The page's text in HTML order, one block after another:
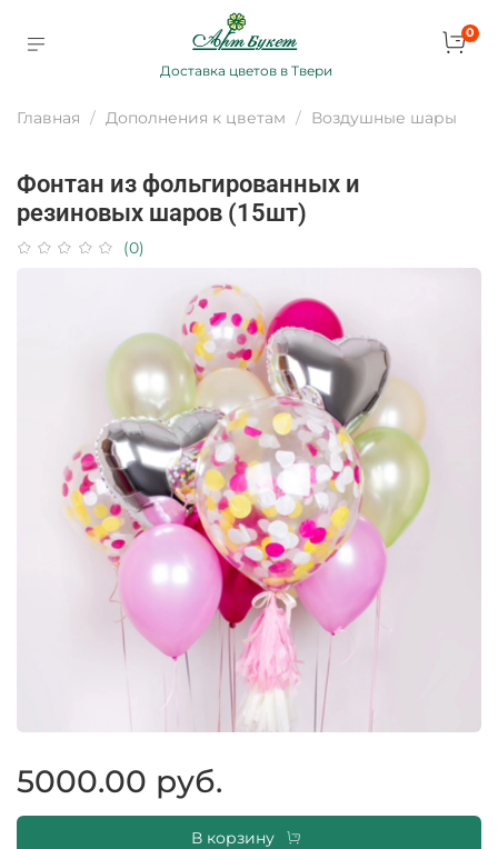
Доставка цветов в Твери
0
Главная Дополнения к цветам Воздушные шары
Фонтан из фольгированных и
резиновых шаров (15шт)
(0)
5000.00 руб.
В корзину